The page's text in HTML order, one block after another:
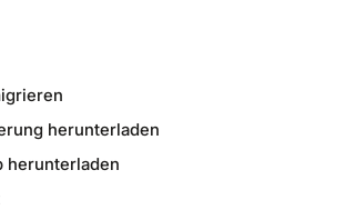
herunterladen
herunterladen